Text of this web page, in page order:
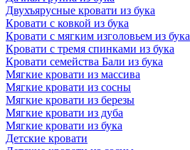
Двухъярусные кровати из бука
Кровати с ковкой из бука
Кровати с мягким изголовьем из бука
Кровати с тремя спинками из бука
Кровати семейства Бали из бука
Мягкие кровати из массива
Мягкие кровати из сосны
Мягкие кровати из березы
Мягкие кровати из дуба
Мягкие кровати из бука
Детские кровати